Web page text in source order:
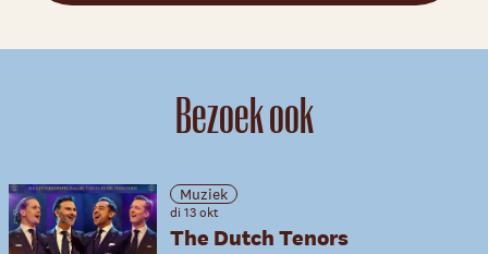
Bezoek ook
Muziek
di 13 okt
The Dutch Tenors